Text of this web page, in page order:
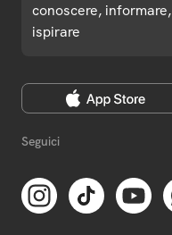
conoscere, informare,
ispirare
Seguici